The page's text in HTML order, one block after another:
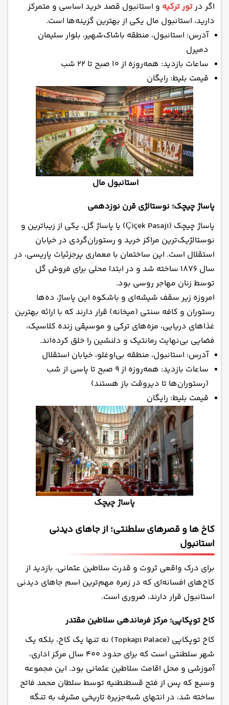
اگر درتور ترکیه و استانبول قصد خرید اساسی و متمرکز
دارید، استانبول مال یکی از بهترین گزینه‌ها است.
آدرس: استانبول، منطقه باشاک‌شهیر، بلوار سلیمان
دمیرل
ساعات بازدید: همه‌روزه از ۱۰ صبح تا ۲۲ شب
قیمت بلیط: رایگان
استانبول مال
پاساژ چیچک؛ نوستالژی قرن نوزدهمی
پاساژ چیچک (Çiçek Pasajı) یا پاساژ گل، یکی از زیباترین و
نوستالژیک‌ترین مراکز خرید و رستوران‌گردی در خیابان
استقلال است. این ساختمان با معماری پرجزئیات پاریسی، در
سال ۱۸۷۶ ساخته شد و در ابتدا محلی برای فروش گل
توسط زنان مهاجر روسی بود.
امروزه زیر سقف شیشه‌ای و باشکوه این پاساژ، ده‌ها
رستوران و کافه سنتی (میخانه) قرار دارند که با ارائه بهترین
غذاهای دریایی، مزه‌های ترکی و موسیقی زنده کلاسیک،
فضایی بی‌نهایت رمانتیک و دلنشین را خلق کرده‌اند.
آدرس: استانبول، منطقه بی‌اوغلو، خیابان استقلال
ساعات بازدید: همه‌روزه از ۹ صبح تا پاسی از شب
(رستوران‌ها تا دیروقت باز هستند)
قیمت بلیط: رایگان
پاساژ چیچک
کاخ‌ ها و قصرهای سلطنتی؛ از جاهای دیدنی
استانبول
برای درک واقعی ثروت و قدرت سلاطین عثمانی، بازدید از
کاخ‌های افسانه‌ای که در زمره مهم‌ترین اسم جاهای دیدنی
استانبول قرار دارند، ضروری است.
کاخ توپکاپی؛ مرکز فرماندهی سلاطین مقتدر
کاخ توپکاپی (Topkapı Palace) نه تنها یک کاخ، بلکه یک
شهر سلطنتی است که برای حدود ۴۰۰ سال مرکز اداری،
آموزشی و محل اقامت سلاطین عثمانی بود. این مجموعه
وسیع که پس از فتح قسطنطنیه توسط سلطان محمد فاتح
ساخته شد، در انتهای شبه‌جزیره تاریخی مشرف به تنگه